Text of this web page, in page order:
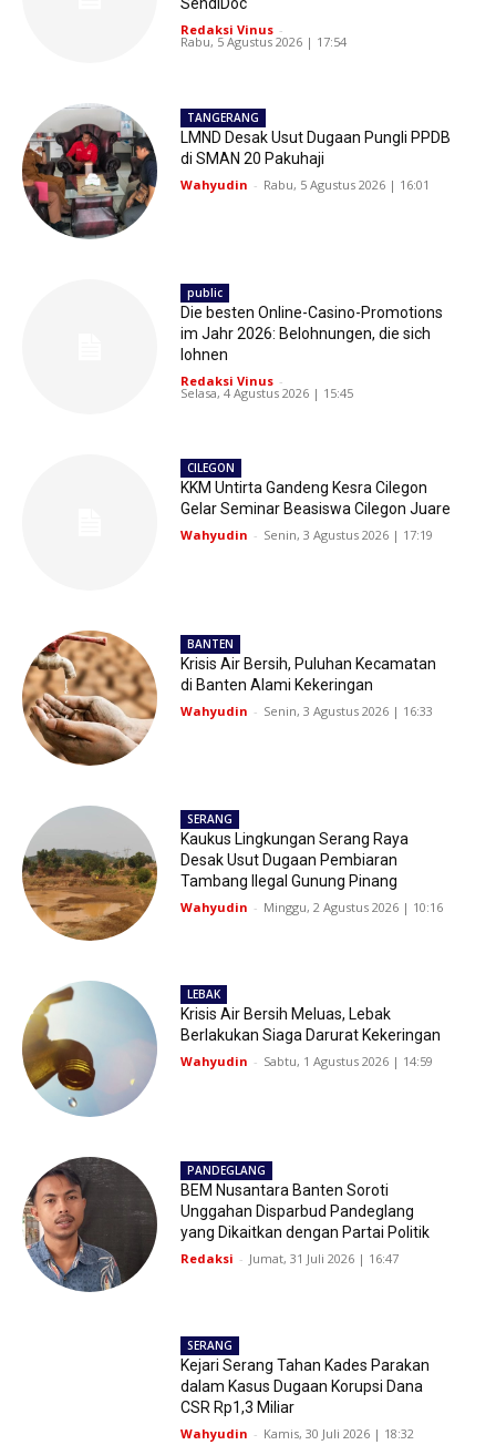
Redaksi Vinus -
Rabu, 5 Agustus 2026 | 17:54
TANGERANG
LMND Desak Usut Dugaan Pungli PPDB
di SMAN 20 Pakuhaji
Wahyudin - Rabu, 5 Agustus 2026 | 16:01
public
Die besten Online-Casino-Promotions
im Jahr 2026: Belohnungen, die sich
lohnen
Redaksi Vinus -
Selasa, 4 Agustus 2026 | 15:45
CILEGON
KKM Untirta Gandeng Kesra Cilegon
Gelar Seminar Beasiswa Cilegon Juare
Wahyudin - Senin, 3 Agustus 2026 | 17:19
BANTEN
Krisis Air Bersih, Puluhan Kecamatan
di Banten Alami Kekeringan
Wahyudin - Senin, 3 Agustus 2026 | 16:33
SERANG
Kaukus Lingkungan Serang Raya
Desak Usut Dugaan Pembiaran
Tambang Ilegal Gunung Pinang
Wahyudin - Minggu, 2 Agustus 2026 | 10:16
LEBAK
Krisis Air Bersih Meluas, Lebak
Berlakukan Siaga Darurat Kekeringan
Wahyudin - Sabtu, 1 Agustus 2026 | 14:59
PANDEGLANG
BEM Nusantara Banten Soroti
Unggahan Disparbud Pandeglang
yang Dikaitkan dengan Partai Politik
Redaksi - Jumat, 31 Juli 2026 | 16:47
SERANG
Kejari Serang Tahan Kades Parakan
dalam Kasus Dugaan Korupsi Dana
CSR Rp1,3 Miliar
Wahyudin - Kamis, 30 Juli 2026 | 18:32